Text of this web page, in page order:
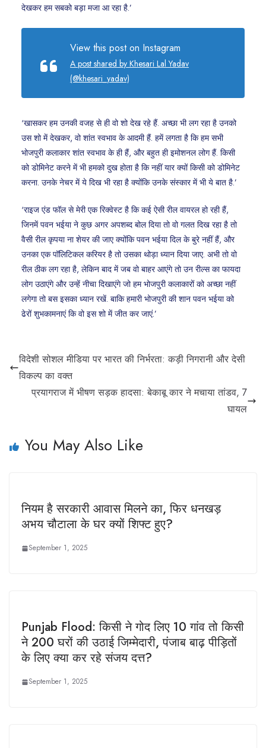
देखकर हम सबको बड़ा मजा आ रहा है.’
View this post on Instagram
A post shared by Khesari Lal Yadav
(@khesari_yadav)
‘खासकर हम उनकी वजह से ही वो शो देख रहे हैं. अच्छा भी लग रहा है उनको
उस शो में देखकर, वो शांत स्वभाव के आदमी हैं. हमें लगता है कि हम सभी
भोजपुरी कलाकार शांत स्वभाव के ही हैं, और बहुत ही इमोशनल लोग हैं. किसी
को डोमिनेट करने में भी हमको दुख होता है कि नहीं यार क्यों किसी को डोमिनेट
करना. उनके नेचर में ये दिख भी रहा है क्योंकि उनके संस्कार में भी ये बात है.’
‘राइज एंड फॉल से मेरी एक रिक्वेस्ट है कि कई ऐसी रील वायरल हो रही हैं,
जिनमें पवन भईया ने कुछ अगर अपशब्द बोल दिया तो वो गलत दिख रहा है तो
वैसी रील कृपया ना शेयर की जाए क्योंकि पवन भईया दिल के बुरे नहीं हैं, और
उनका एक पॉलिटिकल करियर है तो उसका थोड़ा ध्यान दिया जाए. अभी तो वो
रील ठीक लग रहा है, लेकिन बाद में जब वो बाहर आएंगे तो उन रील्स का फायदा
लोग उठाएंगे और उन्हें नीचा दिखाएंगे जो हम भोजपुरी कलाकारों को अच्छा नहीं
लगेगा तो बस इसका ध्यान रखें. बाकि हमारी भोजपुरी की शान पवन भईया को
ढेरों शुभकामनाएं कि वो इस शो में जीत कर जाएं.’
विदेशी सोशल मीडिया पर भारत की निर्भरता: कड़ी निगरानी और देसी
विकल्प का वक्त
प्रयागराज में भीषण सड़क हादसा: बेकाबू कार ने मचाया तांडव, 7
घायल
You May Also Like
नियम है सरकारी आवास मिलने का, फिर धनखड़
अभय चौटाला के घर क्यों शिफ्ट हुए?
September 1, 2025
Punjab Flood: किसी ने गोद लिए 10 गांव तो किसी
ने 200 घरों की उठाई जिम्मेदारी, पंजाब बाढ़ पीड़ितों
के लिए क्या कर रहे संजय दत्त?
September 1, 2025